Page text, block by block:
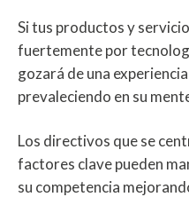
Si tus productos y
fuertemente por
gozará de una
prevaleciendo en su
Los directivos que se
factores clave pueden
su competencia